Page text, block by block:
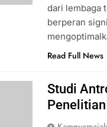
dari lembaga
berperan
Read Full News
Studi